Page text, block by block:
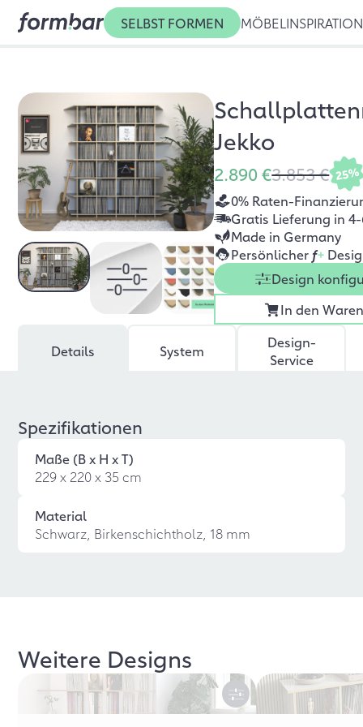
SELBST FORMEN MÖBEL INSPIRATION
Jekko
2.890 €3.853 € 25%
0% Raten-
Gratis Lieferung in
Made in Germany
Persönlicher f+
Design
In den
Details System
Design-
Service
Spezifikationen
Maße (B x H x T)
229 x 220 x 35 cm
Material
Schwarz, Birkenschichtholz, 18 mm
Weitere Designs